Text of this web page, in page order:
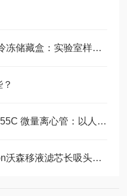
WATSON沃森蓝色抗冲击强冷冻储藏盒：实验室样本管理的可靠之选
玉科现货Watson沃森 131-7155C 微量离心管：以人为核心的实验室耗材精工
精密实验的隐形护盾：Watson沃森移液滤芯长吸头技术全解析